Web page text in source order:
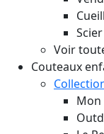
Scier
Voir
Couteaux
Mon